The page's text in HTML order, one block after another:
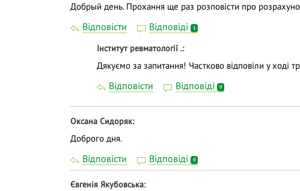
Добрый день. Прохання ще раз розповісти про
Відповісти Відповіді 1
Інститут ревматології .
Дякуємо за запитання! Частково відповіли у ході
Відповісти Відповіді 0
Оксана Сидоряк
Доброго дня.
Відповісти Відповіді 0
Євгенія Якубовська